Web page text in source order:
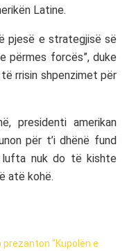
Latine.
pjesë e strategjisë së
përmes forcës”, duke
rrisin shpenzimet për
presidenti amerikan
për t’i dhënë fund
lufta nuk do të kishte
atë kohë.
prezanton “Kupolën e